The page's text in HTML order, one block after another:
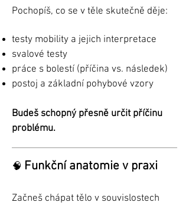
Pochopíš, co se v těle skutečně děje:
testy mobility a jejich interpretace
svalové testy
práce s bolestí (příčina vs. následek)
postoj a základní pohybové vzory
Budeš schopný přesně určit příčinu
problému.
🧠 Funkční anatomie v praxi
Začneš chápat tělo v souvislostech